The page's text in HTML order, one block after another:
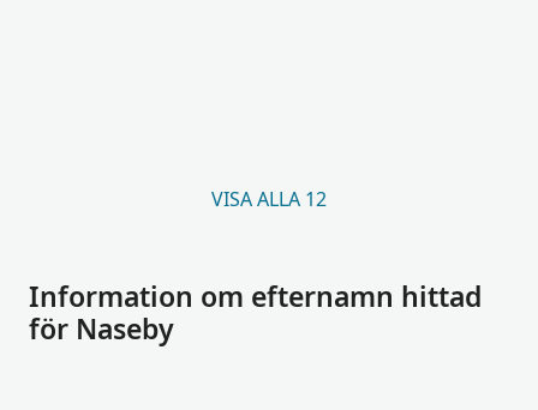
VISA ALLA 12
Information om efternamn hittad
för Naseby